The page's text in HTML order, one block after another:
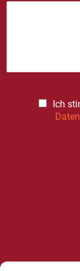
Ich